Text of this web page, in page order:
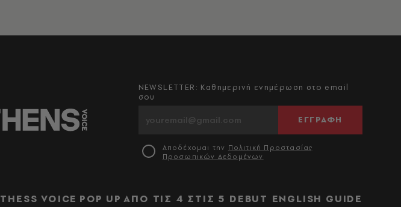
NEWSLETTER: Καθημερινή ενημέρωση στο email
σου
ΕΓΓΡΑΦΗ
Αποδέχομαι την Πολιτική Προστασίας
Προσωπικών Δεδομένων
THESS VOICE POP UP ΑΠΟ ΤΙΣ 4 ΣΤΙΣ 5 DEBUT ENGLISH GUIDE